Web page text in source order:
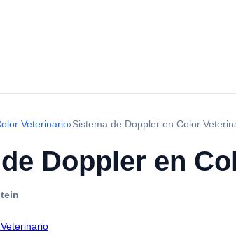
Veterinario›Sistema de Doppler en Color
Doppler en